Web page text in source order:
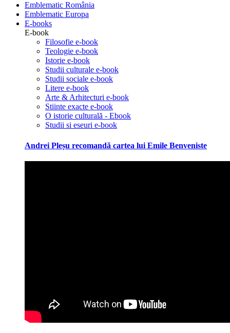
Emblematic România
Emblematic Europa
E-books
E-book
Filosofie e-book
Teologie e-book
Istorie e-book
Studii culturale e-book
Studii sociale e-book
Litere e-book
Arte & Arhitecturi e-book
Stiinte exacte e-book
O istorie culturală - Ebook
Studii si eseuri e-book
Andrei Pleșu recomandă cartea lui Emile Benveniste